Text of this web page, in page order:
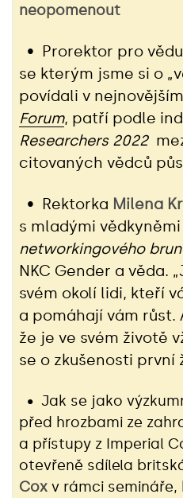
neopomenout
• Prorektor pro vědu
se kterým jsme si o
povídali v nejnovějším
Forum, patří podle
Researchers 2022
citovaných vědců
• Rektorka Milena
s mladými
networkingového
NKC Gender a věda.
svém okolí lidi, kteří
a pomáhají vám růst.
že je ve svém životě
se o zkušenosti první
• Jak se jako
před hrozbami ze
a přístupy z Imperial
otevřeně sdílela
Cox v rámci